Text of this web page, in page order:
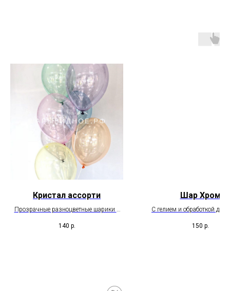
Кристал ассорти
Прозрачные разноцветные шарики с
140 р.
Шар Хром
С гелием и обработкой для
150 р.